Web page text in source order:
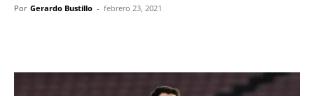
Por Gerardo Bustillo - febrero 23, 2021